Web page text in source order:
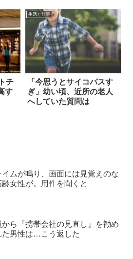
チ
す
生活と仕事
「今思うとサイコパスす
ぎ」幼い頃、近所の老人
へしていた質問は
イムが鳴り、画面には見覚えのな
齢女性が。用件を聞くと
から『携帯会社の見直し』を勧め
た男性は…こう返した